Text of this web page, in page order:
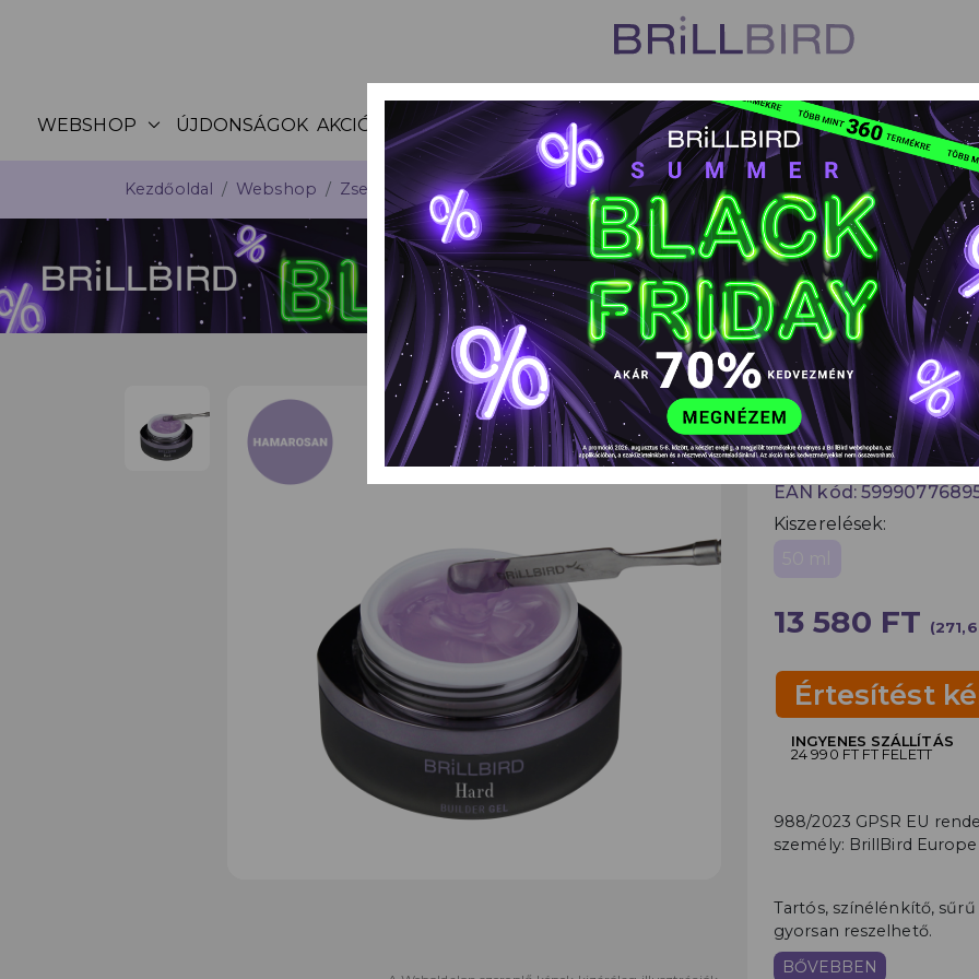
WEBSHOP expand_more ÚJDONSÁGOK AKCIÓK KATALÓGUS VISZONTELADÓK TANFOLYAMOK
Kezdőoldal Webshop Zselék Építő műköröm zselék Átlátszó építő műköröm zselék HARD
HARD GEL
50ml
EAN kód:
Kiszerelések:
13 580 FT
Értesítést
INGYENES SZÁLLÍTÁS
24 990 FT FT FELETT
988/2023 GPSR EU
személy: BrillBird
Tartós, színélénkítő,
gyorsan reszelhető.
BŐVEBBEN